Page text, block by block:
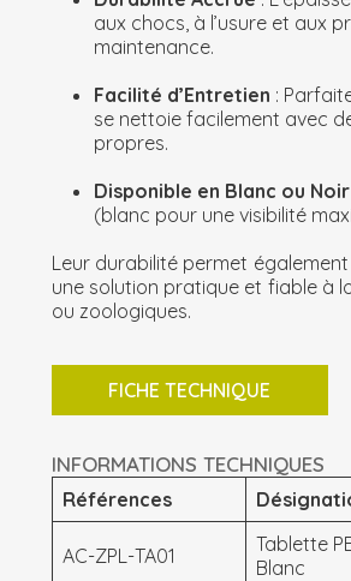
aux chocs, à l’usure et aux
maintenance.
Facilité d’Entretien :
se nettoie facilement avec
propres.
Disponible en Blanc ou Noir
(blanc pour une visibilité
Leur durabilité permet
une solution pratique et fiable à
ou zoologiques.
FICHE TECHNIQUE
INFORMATIONS TECHNIQUES
Références
AC-ZPL-TA01
Tablette
Blanc